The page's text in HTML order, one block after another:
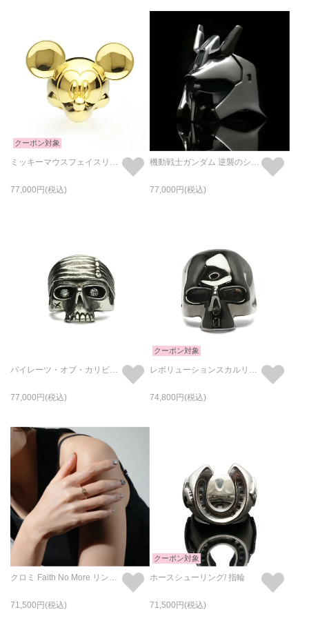
クーポン対象
ミッキーマウスフェイスリング-ゴールドM/指輪
77,000
機動戦士ガンダム 逆襲のシャア サザビー フェイスリング / 指輪
77,000
パイレーツ・オブ・カリビアン/生命の泉スカルストーンリング/指輪
77,000
クーポン対象
レボリューションスカルリング-ブラック/指輪
74,800
クロミ Faith No More リング - K10イエローゴールド
71,500
クーポン対象
ホースシューリング/ 指輪
71,500